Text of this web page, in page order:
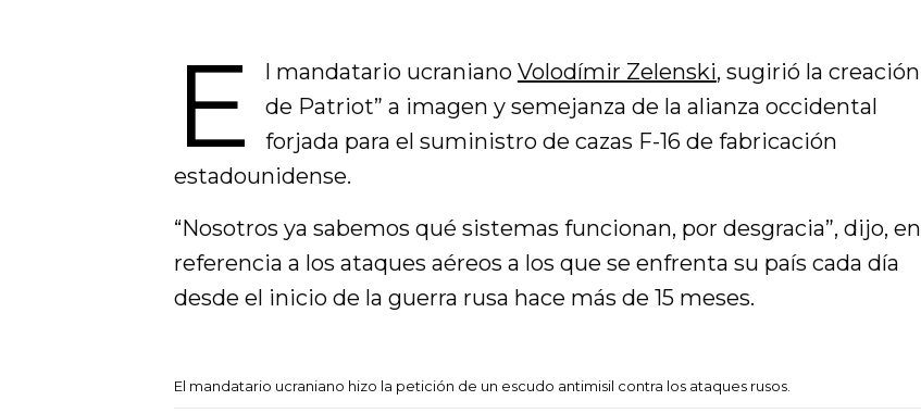
E l mandatario ucraniano Volodímir Zelenski, sugirió la creación
de Patriot” a imagen y semejanza de la alianza occidental
forjada para el suministro de cazas F-16 de fabricación
estadounidense.
“Nosotros ya sabemos qué sistemas funcionan, por desgracia”, dijo, en
referencia a los ataques aéreos a los que se enfrenta su país cada día
desde el inicio de la guerra rusa hace más de 15 meses.
El mandatario ucraniano hizo la petición de un escudo antimisil contra los ataques rusos.